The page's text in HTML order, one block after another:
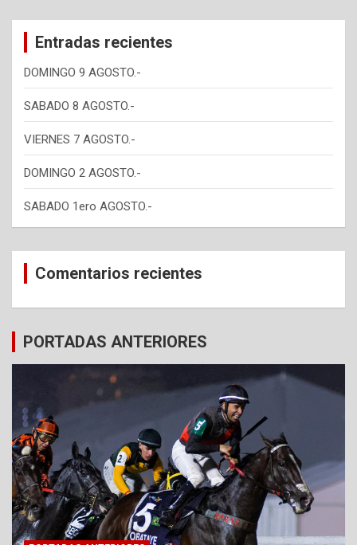
c
Entradas recientes
DOMINGO 9 AGOSTO.-
SABADO 8 AGOSTO.-
VIERNES 7 AGOSTO.-
DOMINGO 2 AGOSTO.-
SABADO 1ero AGOSTO.-
Comentarios recientes
PORTADAS ANTERIORES